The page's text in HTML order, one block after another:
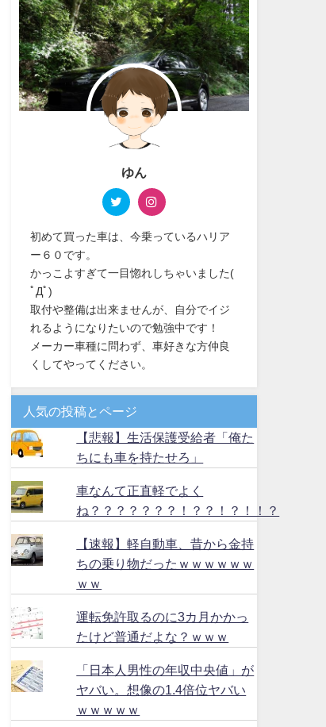
ゆん
初めて買った車は、今乗っているハリア
ー６０です。
かっこよすぎて一目惚れしちゃいました(
ﾟДﾟ)
取付や整備は出来ませんが、自分でイジ
れるようになりたいので勉強中です！
メーカー車種に問わず、車好きな方仲良
くしてやってください。
人気の投稿とページ
【悲報】生活保護受給者「俺た
ちにも車を持たせろ」
車なんて正直軽でよく
ね？？？？？？？！？？！？！！？
【速報】軽自動車、昔から金持
ちの乗り物だったｗｗｗｗｗｗ
ｗｗ
運転免許取るのに3カ月かかっ
たけど普通だよな？ｗｗｗ
「日本人男性の年収中央値」が
ヤバい。想像の1.4倍位ヤバい
ｗｗｗｗｗ